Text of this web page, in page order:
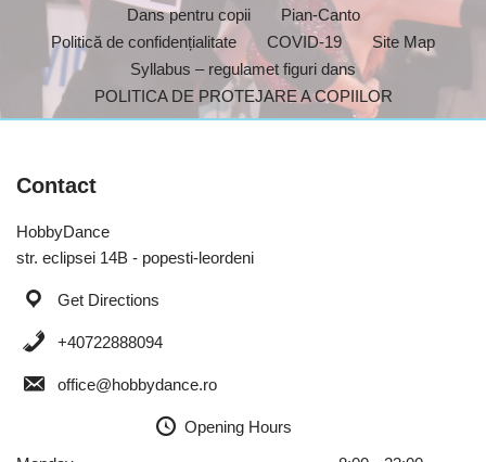
Dans pentru copii
Pian-Canto
Politică de confidențialitate
COVID-19
Site Map
Syllabus – regulamet figuri dans
POLITICA DE PROTEJARE A COPIILOR
Contact
HobbyDance
str. eclipsei 14B - popesti-leordeni
Get Directions
+40722888094
office@hobbydance.ro
Opening Hours